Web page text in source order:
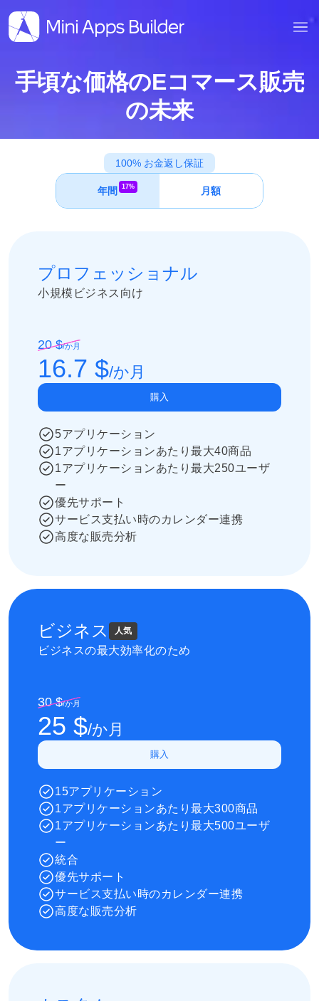
手頃な価格のEコマース販売
の未来
100% お金返し保証
年間 17% 月額
プロフェッショナル
小規模ビジネス向け
20 $/か月
16.7 $/か月
購入
5アプリケーション
1アプリケーションあたり最大40商品
1アプリケーションあたり最大250ユーザ
ー
優先サポート
サービス支払い時のカレンダー連携
高度な販売分析
ビジネス 人気
ビジネスの最大効率化のため
30 $/か月
25 $/か月
購入
15アプリケーション
1アプリケーションあたり最大300商品
1アプリケーションあたり最大500ユーザ
ー
統合
優先サポート
サービス支払い時のカレンダー連携
高度な販売分析